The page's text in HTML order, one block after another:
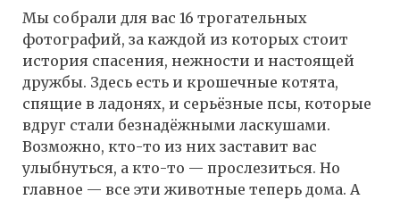
Мы собрали для вас 16 трогательных
фотографий, за каждой из которых стоит
история спасения, нежности и настоящей
дружбы. Здесь есть и крошечные котята,
спящие в ладонях, и серьёзные псы, которые
вдруг стали безнадёжными ласкушами.
Возможно, кто-то из них заставит вас
улыбнуться, а кто-то — прослезиться. Но
главное — все эти животные теперь дома. А